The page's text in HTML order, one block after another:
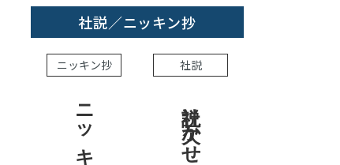
社説／ニッキン抄
ニッキン抄 社説